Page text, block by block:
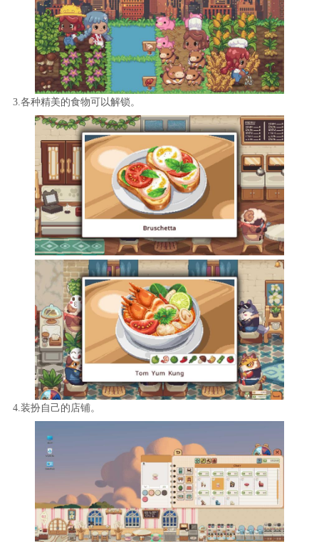
3.各种精美的食物可以解锁。
4.装扮自己的店铺。